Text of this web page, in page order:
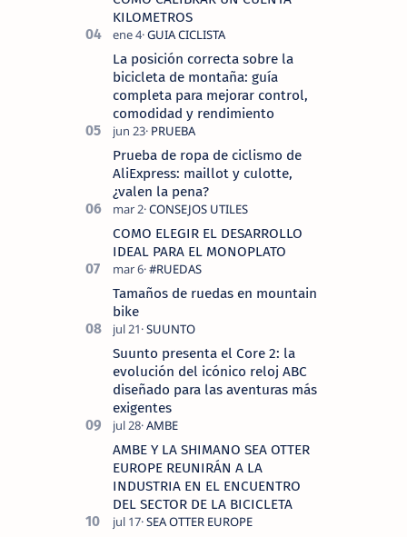
KILOMETROS
La posición correcta sobre la
bicicleta de montaña: guía
completa para mejorar control,
comodidad y rendimiento
Prueba de ropa de ciclismo de
AliExpress: maillot y culotte,
¿valen la pena?
COMO ELEGIR EL DESARROLLO
IDEAL PARA EL MONOPLATO
Tamaños de ruedas en mountain
bike
Suunto presenta el Core 2: la
evolución del icónico reloj ABC
diseñado para las aventuras más
exigentes
AMBE Y LA SHIMANO SEA OTTER
EUROPE REUNIRÁN A LA
INDUSTRIA EN EL ENCUENTRO
DEL SECTOR DE LA BICICLETA